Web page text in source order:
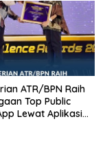
ATR/BPN Raih
Top Public
Lewat Aplikasi